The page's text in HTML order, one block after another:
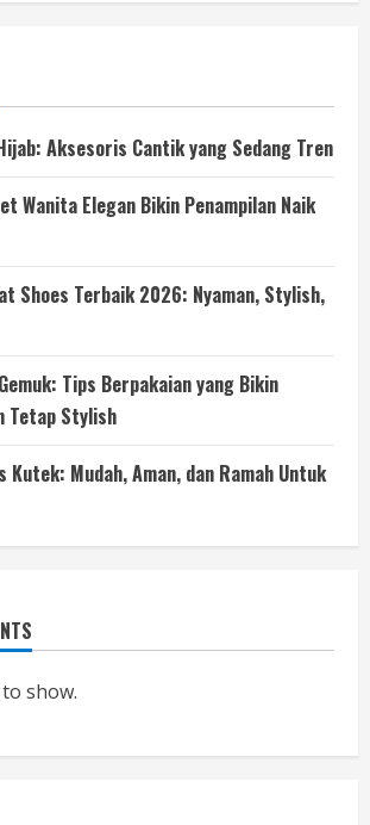
Aksesoris Cantik yang Sedang Tren
Wanita Elegan Bikin Penampilan Naik
Shoes Terbaik 2026: Nyaman, Stylish,
Tips Berpakaian yang Bikin
Tetap Stylish
Kutek: Mudah, Aman, dan Ramah Untuk
show.